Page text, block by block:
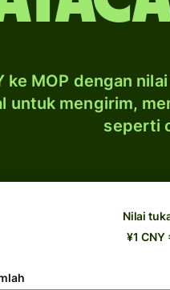
ke MOP dengan
untuk mengirim,
seperti
Nilai
¥1 CNY